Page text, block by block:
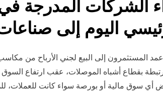
الشركات المدرجة
اليوم إلى
بقطاع أشباه الموصلات، عقب ارتفاع
أي سوق مالية أو بورصة سواء كانت للعملات،